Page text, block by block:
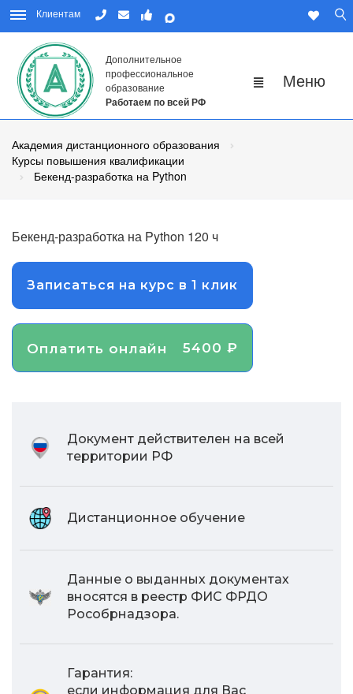
Клиентам
Дополнительное
профессиональное
образование
Работаем по всей РФ
Академия дистанционного образования
Курсы повышения квалификации
Бекенд-разработка на Python
Бекенд-разработка на Python 120 ч
Записаться на курс в 1 клик
Оплатить онлайн 5400 ₽
Документ действителен на всей
территории РФ
Дистанционное обучение
Данные о выданных документах
вносятся в реестр ФИС ФРДО
Рособрнадзора.
Гарантия:
если информация для Вас